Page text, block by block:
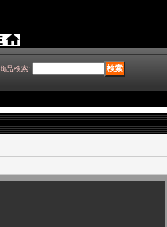
品検索: